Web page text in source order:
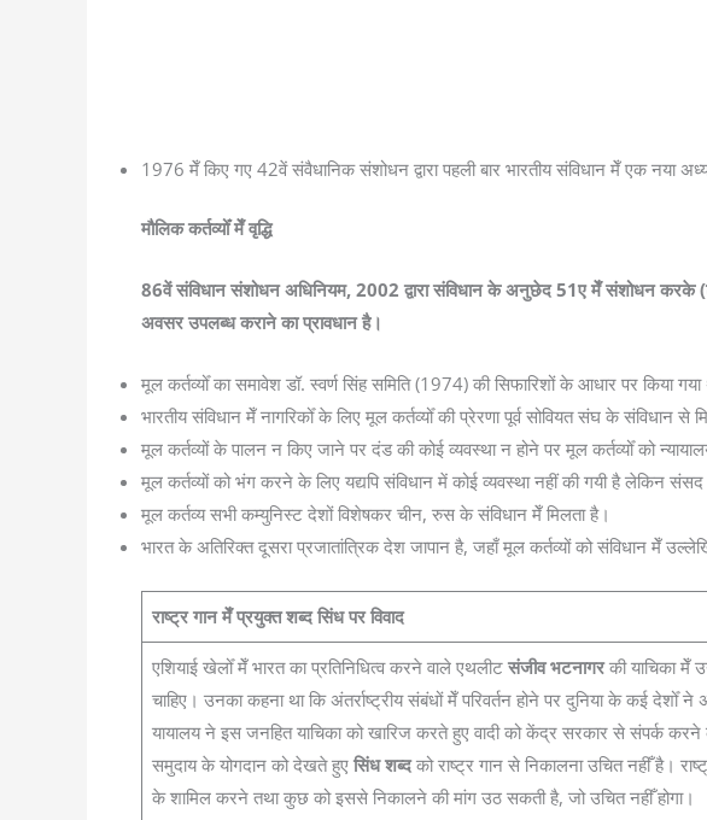
1976 मेँ किए गए 42वें संवैधानिक संशोधन द्वारा पहली बार भारतीय संविधान मेँ एक नया
मौलिक कर्तव्योँ मेँ वृद्धि
86वें संविधान संशोधन अधिनियम, 2002 द्वारा संविधान के अनुछेद 51ए मेँ संशोधन करके
अवसर उपलब्ध कराने का प्रावधान है।
मूल कर्तव्योँ का समावेश डॉ. स्वर्ण सिंह समिति (1974) की सिफारिशों के आधार पर किया गया
भारतीय संविधान मेँ नागरिकोँ के लिए मूल कर्तव्योँ की प्रेरणा पूर्व सोवियत संघ के संविधान से
मूल कर्तव्यों के पालन न किए जाने पर दंड की कोई व्यवस्था न होने पर मूल कर्तव्योँ को
मूल कर्तव्यों को भंग करने के लिए यद्यपि संविधान में कोई व्यवस्था नहीं की गयी है लेकिन
मूल कर्तव्य सभी कम्युनिस्ट देशों विशेषकर चीन, रुस के संविधान मेँ मिलता है।
भारत के अतिरिक्त दूसरा प्रजातांत्रिक देश जापान है, जहाँ मूल कर्तव्यों को संविधान मेँ
राष्ट्र गान मेँ प्रयुक्त शब्द सिंध पर विवाद
एशियाई खेलोँ मेँ भारत का प्रतिनिधित्व करने वाले एथलीट संजीव भटनागरकी याचिका मेँ
चाहिए। उनका कहना था कि अंतर्राष्ट्रीय संबंधों मेँ परिवर्तन होने पर दुनिया के कई देशोँ
यायालय ने इस जनहित याचिका को खारिज करते हुए वादी को केंद्र सरकार से संपर्क
समुदाय के योगदान को देखते हुए सिंध शब्दको राष्ट्र गान से निकालना उचित नहीँ है।
के शामिल करने तथा कुछ को इससे निकालने की मांग उठ सकती है, जो उचित नहीँ होगा।